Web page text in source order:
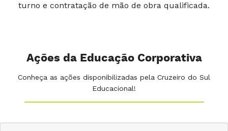
turno e contratação de mão de obra qualificada.
Ações da Educação Corporativa
Conheça as ações disponibilizadas pela Cruzeiro do Sul
Educacional!